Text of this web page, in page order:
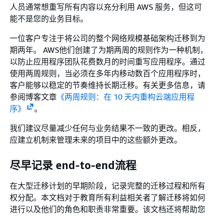
人员通常想重写所有内容以充分利用 AWS 服务，但这可
能不是您的业务目标。
一位客户专注于将公司的整个网络规模基础架构迁移到为
期两年。 AWS他们创建了为期两周的规则作为一种机制，
以防止应用程序团队花费数月的时间重写应用程序。通过
使用两周规则，当必须在多年内移动数百个应用程序时，
客户能够以稳定的节奏维持长期迁移。有关更多信息，请
参阅博客文章 《两周规则：在 10 天内重构云端应用程
序》
。
我们建议尽量减少任何与业务结果不一致的更改。相反，
应建立机制来管理未来的项目中的这些额外更改。
尽早记录 end-to-end流程
在大型迁移计划的早期阶段，记录完整的迁移过程和所有
权分配。本文档对于教育所有利益相关者了解迁移将如何
进行以及他们的角色和职责非常重要。该文档还将帮助您